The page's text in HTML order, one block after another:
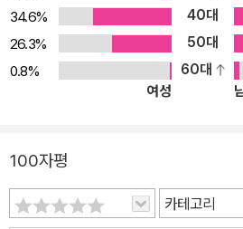
34.6%
40대
26.3%
50대
0.8%
60대
여성
100자평
카테고리